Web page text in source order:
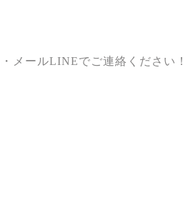
メールLINEでご連絡ください！